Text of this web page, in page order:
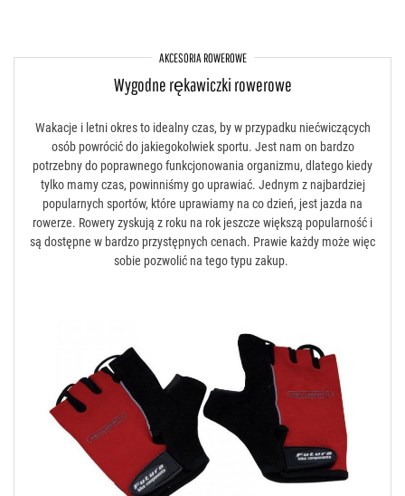
AKCESORIA ROWEROWE
Wygodne rękawiczki rowerowe
Wakacje i letni okres to idealny czas, by w przypadku niećwiczących
osób powrócić do jakiegokolwiek sportu. Jest nam on bardzo
potrzebny do poprawnego funkcjonowania organizmu, dlatego kiedy
tylko mamy czas, powinniśmy go uprawiać. Jednym z najbardziej
popularnych sportów, które uprawiamy na co dzień, jest jazda na
rowerze. Rowery zyskują z roku na rok jeszcze większą popularność i
są dostępne w bardzo przystępnych cenach. Prawie każdy może więc
sobie pozwolić na tego typu zakup.